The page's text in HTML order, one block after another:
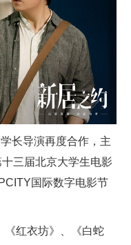
长导演再度合作，主
三届北京大学生电影
国际数字电影节
《红衣坊》、《白蛇